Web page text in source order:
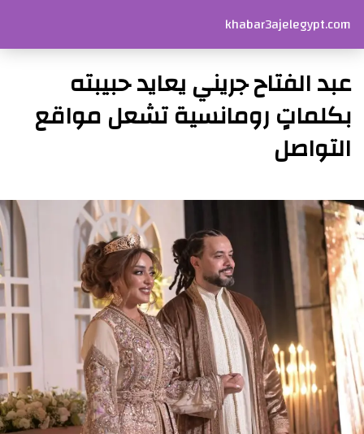
khabar3ajelegypt.com
عبد الفتاح جريني يعايد حبيبته
بكلماتٍ رومانسية تشعل مواقع
التواصل